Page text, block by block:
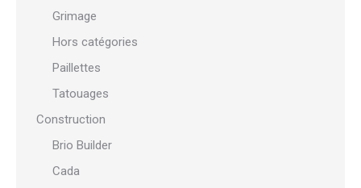
Grimage
Hors catégories
Paillettes
Tatouages
Construction
Brio Builder
Cada